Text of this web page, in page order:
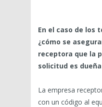
En el caso de los
¿cómo se
receptora que la
solicitud es
La empresa
con un código al